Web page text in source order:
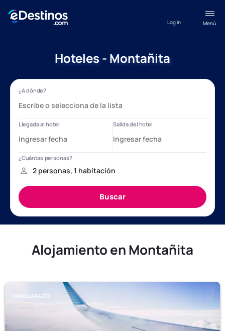
Menú
Log in
Hoteles - Montañita
Alojamiento en Montañita
MANGLARALTO